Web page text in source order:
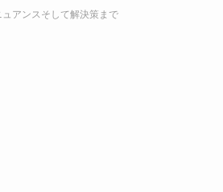
アンスそして解決策まで